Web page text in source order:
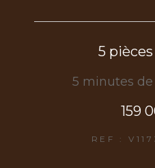
5 pièces
5 minutes
159
REF :